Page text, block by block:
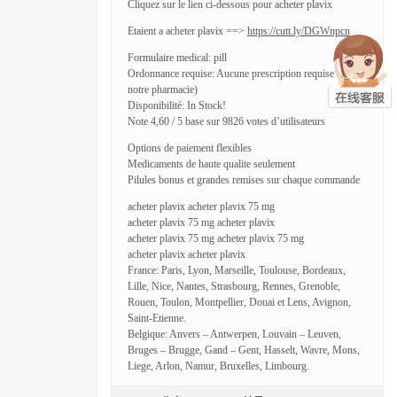
Cliquez sur le lien ci-dessous pour acheter plavix
Etaient a acheter plavix ==> https://cutt.ly/DGWnpcn
Formulaire medical: pill
Ordonnance requise: Aucune prescription requise (dans
notre pharmacie)
Disponibilité: In Stock!
Note 4,60 / 5 base sur 9826 votes d’utilisateurs
Options de paiement flexibles
Medicaments de haute qualite seulement
Pilules bonus et grandes remises sur chaque commande
acheter plavix acheter plavix 75 mg
acheter plavix 75 mg acheter plavix
acheter plavix 75 mg acheter plavix 75 mg
acheter plavix acheter plavix
France: Paris, Lyon, Marseille, Toulouse, Bordeaux,
Lille, Nice, Nantes, Strasbourg, Rennes, Grenoble,
Rouen, Toulon, Montpellier, Douai et Lens, Avignon,
Saint-Etienne.
Belgique: Anvers – Antwerpen, Louvain – Leuven,
Bruges – Brugge, Gand – Gent, Hasselt, Wavre, Mons,
Liege, Arlon, Namur, Bruxelles, Limbourg.